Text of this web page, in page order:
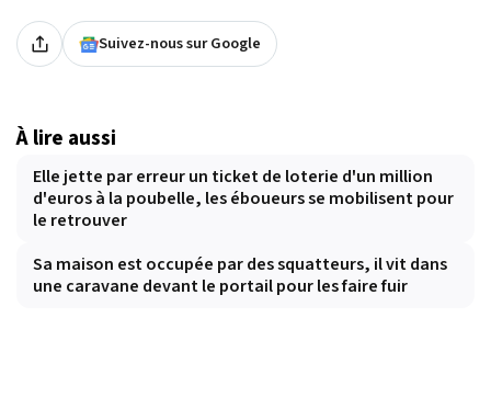
Suivez-nous sur Google
À lire aussi
Elle jette par erreur un ticket de loterie d'un million
d'euros à la poubelle, les éboueurs se mobilisent pour
le retrouver
Sa maison est occupée par des squatteurs, il vit dans
une caravane devant le portail pour les faire fuir